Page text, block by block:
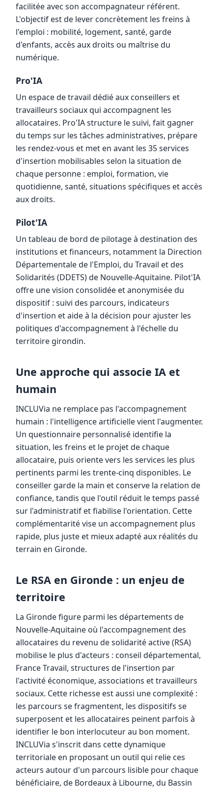
facilitée avec son accompagnateur référent.
L'objectif est de lever concrètement les freins à
l'emploi : mobilité, logement, santé, garde
d'enfants, accès aux droits ou maîtrise du
numérique.
Pro'IA
Un espace de travail dédié aux conseillers et
travailleurs sociaux qui accompagnent les
allocataires. Pro'IA structure le suivi, fait gagner
du temps sur les tâches administratives, prépare
les rendez-vous et met en avant les 35 services
d'insertion mobilisables selon la situation de
chaque personne : emploi, formation, vie
quotidienne, santé, situations spécifiques et accès
aux droits.
Pilot'IA
Un tableau de bord de pilotage à destination des
institutions et financeurs, notamment la Direction
Départementale de l'Emploi, du Travail et des
Solidarités (DDETS) de Nouvelle-Aquitaine. Pilot'IA
offre une vision consolidée et anonymisée du
dispositif : suivi des parcours, indicateurs
d'insertion et aide à la décision pour ajuster les
politiques d'accompagnement à l'échelle du
territoire girondin.
Une approche qui associe IA et
humain
INCLUVia ne remplace pas l'accompagnement
humain : l'intelligence artificielle vient l'augmenter.
Un questionnaire personnalisé identifie la
situation, les freins et le projet de chaque
allocataire, puis oriente vers les services les plus
pertinents parmi les trente-cinq disponibles. Le
conseiller garde la main et conserve la relation de
confiance, tandis que l'outil réduit le temps passé
sur l'administratif et fiabilise l'orientation. Cette
complémentarité vise un accompagnement plus
rapide, plus juste et mieux adapté aux réalités du
terrain en Gironde.
Le RSA en Gironde : un enjeu de
territoire
La Gironde figure parmi les départements de
Nouvelle-Aquitaine où l'accompagnement des
allocataires du revenu de solidarité active (RSA)
mobilise le plus d'acteurs : conseil départemental,
France Travail, structures de l'insertion par
l'activité économique, associations et travailleurs
sociaux. Cette richesse est aussi une complexité :
les parcours se fragmentent, les dispositifs se
superposent et les allocataires peinent parfois à
identifier le bon interlocuteur au bon moment.
INCLUVia s'inscrit dans cette dynamique
territoriale en proposant un outil qui relie ces
acteurs autour d'un parcours lisible pour chaque
bénéficiaire, de Bordeaux à Libourne, du Bassin